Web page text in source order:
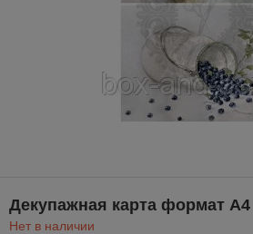
Декупажная карта формат А4
Нет в наличии